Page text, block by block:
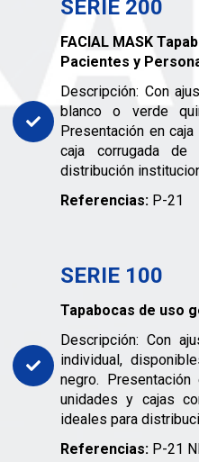
SERIE 200
FACIAL MASK
Pacientes y
Descripción: Con
blanco o verde
Presentación en
caja corrugada de
distribución
Referencias: P-21
SERIE 100
Tapabocas de uso
Descripción: Con
individual,
negro.
unidades y cajas
ideales para
Referencias: P-21